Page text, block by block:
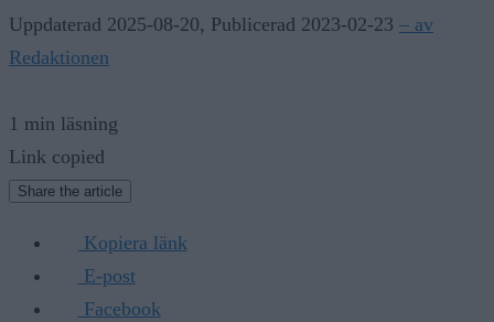
Uppdaterad 2025-08-20, Publicerad 2023-02-23 – av
Redaktionen
1 min läsning
Link copied
Share the article
Kopiera länk
E-post
Facebook